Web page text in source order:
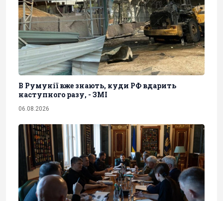
В Румунії вже знають, куди РФ вдарить
наступного разу, - ЗМІ
06.08.2026